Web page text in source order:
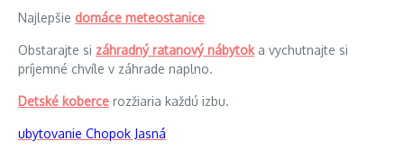
Najlepšie domáce meteostanice
Obstarajte si záhradný ratanový nábytoka vychutnajte si
príjemné chvíle v záhrade naplno.
Detské koberce rozžiaria každú izbu.
ubytovanie Chopok Jasná